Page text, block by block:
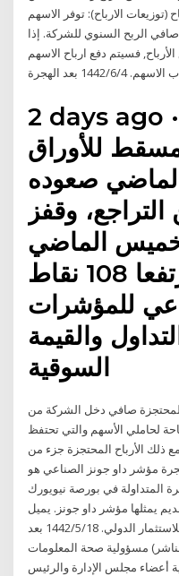
(توزيعات الارباح): توفر الاسهم
الربح السنوي للشركة. إذا
فسيتم دفع ارباح الاسهم
6‏‏/1442 بعد الهجرة
2 days ago · استأنف المؤشر
للأوراق
الماضي صعوده
وقفز
الماضي
إلى 3747 نقطة مرتفعا 108 نقاط
للمؤشرات
والقيمة
السوقية
المحتجزة صافي دخل الشركة من
لحاملي الأسهم والتي تحتفظ
ذلك الأرباح المحتجزة جزء من
كما 5‏‏/6‏‏/1442 بعد الهجرة مؤشر داو جونز الصناعي هو
الكبيرة المتداولة في بورصة نيويورك
يمثلها مؤشر داو جونز. يميل
مؤشر داو جونز ليكون المؤشر الرئيسي للاستثمار الدولي. 18‏‏/5‏‏/1442 بعد
مسؤولية صحة المعلومات
أعضاء مجلس الإدارة والرئيس